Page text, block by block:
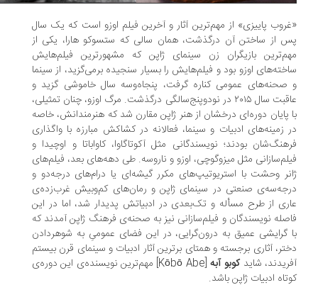
پاییزی» از مهم‌ترین آثار و آخرین فیلم اوزو است که یک سال
از ساختن آن درگذشت، همان سالی که ستسوکو هارا، یکی از
بازیگران زن سینمای ژاپن که مشهورترین فیلم‌هایش
اوزو بود و فیلم‌هایش را بسیار سنجیده برمی‌گزید، از سینما
عمومی کناره گرفت، پنجاه‌وسه سال خاموشی گزید و
عاقبت سال ۲۰۱۵ در نودوپنج‌‌سالگی درگذشت. مرگ اوزو، چنان تمثیلی،
پایان دوره‌ای درخشان از هنر ژاپن مقارن شد که هنرمندانش، خاصه
زمینه‌های ادبیات و سینما، فعالانه در کشاکش مبارزه با واگذاری
بودند؛ نویسندگانی مثل آکوتاگاوا، کاواباتا و اوچیدا و
مثل میزوگوچی، اوزو و ناروسه. طی دهه‌های بعد، فیلم‌های
وحشت با استریوتیپ‌های مکرر گیشه‌ای یا درام‌های درجه‌دو و
صنعتی در سینمای ژاپن و رمان‌های کم‌وبیش غرب‌زده‌ی
از طرح مسأله و تک‌بعدی در ادبیاتش پدیدار شد، اما در این
نویسندگان و فیلم‌سازانی نیز به صحنه‌ی فرهنگ ژاپن آمدند که
گرایشی عمیق به درون‌گرایی، در این فضای عمومیِ به شوهردادن
آثاری برجسته و همتای برترین آثار ادبیات و سینمای قرن بیستم
شایدکوبو آبه
[Kōbō Abe] مهم‌ترین نویسنده‌ی این دوره‌ی
ادبیات ژاپن باشد.